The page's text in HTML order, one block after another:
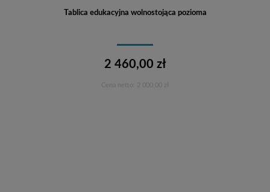
Tablica edukacyjna wolnostojąca pozioma
2 460,00 zł
2 000,00 zł